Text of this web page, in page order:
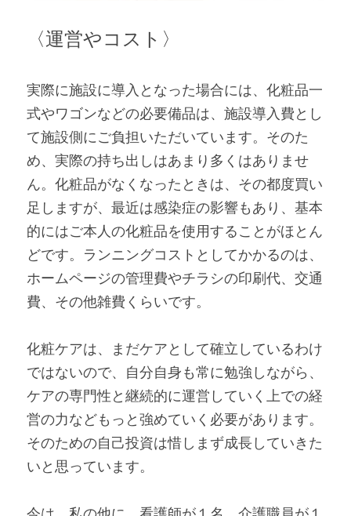
〈運営やコスト〉
実際に施設に導入となった場合には、化粧品一
式やワゴンなどの必要備品は、施設導入費とし
て施設側にご負担いただいています。そのた
め、実際の持ち出しはあまり多くはありませ
ん。化粧品がなくなったときは、その都度買い
足しますが、最近は感染症の影響もあり、基本
的にはご本人の化粧品を使用することがほとん
どです。ランニングコストとしてかかるのは、
ホームページの管理費やチラシの印刷代、交通
費、その他雑費くらいです。
化粧ケアは、まだケアとして確立しているわけ
ではないので、自分自身も常に勉強しながら、
ケアの専門性と継続的に運営していく上での経
営の力などもっと強めていく必要があります。
そのための自己投資は惜しまず成長していきた
いと思っています。